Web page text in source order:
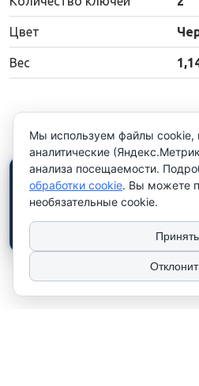
Цвет
Вес
Мы используем файлы cookie,
аналитические
анализа посещаемости.
обработки cookie. Вы можете
необязательные cookie.
Принять
Работаем только с
юридическими лицами и
индивидуальными
предпринимателями. Цены